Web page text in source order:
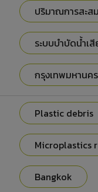
ปริมาณการสะส
ระบบบำบัดน้ำเ
กรุงเทพมหานคร
Plastic debris
Microplastics
Bangkok